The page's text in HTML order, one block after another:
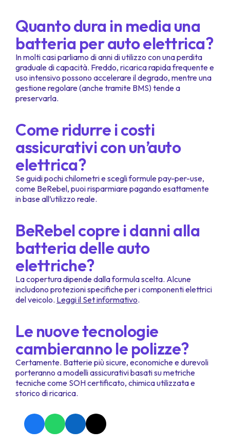
Quanto dura in media una
batteria per auto elettrica?
In molti casi parliamo di anni di utilizzo con una perdita
graduale di capacità. Freddo, ricarica rapida frequente e
uso intensivo possono accelerare il degrado, mentre una
gestione regolare (anche tramite BMS) tende a
preservarla.
Come ridurre i costi
assicurativi con un’auto
elettrica?
Se guidi pochi chilometri e scegli formule pay-per-use,
come BeRebel, puoi risparmiare pagando esattamente
in base all’utilizzo reale.
BeRebel copre i danni alla
batteria delle auto
elettriche?
La copertura dipende dalla formula scelta. Alcune
includono protezioni specifiche per i componenti elettrici
del veicolo. Leggi il Set informativo.
Le nuove tecnologie
cambieranno le polizze?
Certamente. Batterie più sicure, economiche e durevoli
porteranno a modelli assicurativi basati su metriche
tecniche come SOH certificato, chimica utilizzata e
storico di ricarica.